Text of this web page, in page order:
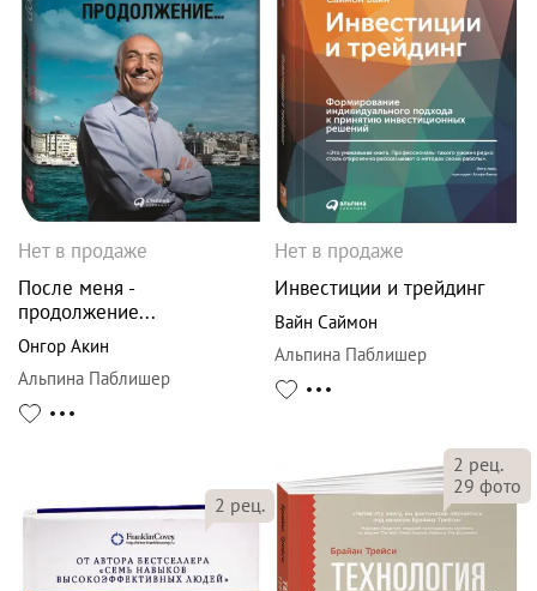
Нет в продаже
После меня -
продолжение...
Онгор Акин
Альпина Паблишер
Нет в продаже
Инвестиции и трейдинг
Вайн Саймон
Альпина Паблишер
2 рец.
2 рец.
29 фото